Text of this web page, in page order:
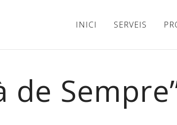
INICI SERVEIS
de